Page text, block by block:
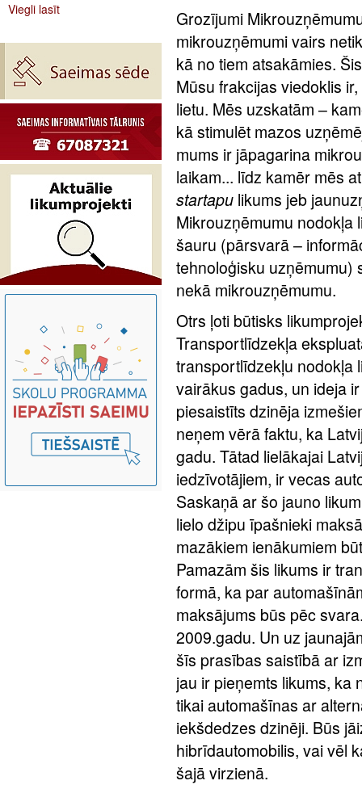
Viegli lasīt
Grozījumi
mikrouzņēmumi vairs
kā no tiem atsakāmies.
Mūsu frakcijas viedoklis
lietu. Mēs uzskatām –
kā stimulēt mazos
mums ir jāpagarina
laikam... līdz kamēr mēs
startapu likums jeb
Mikrouzņēmumu nodokļa
šauru (pārsvarā –
tehnoloģisku uzņēmumu)
nekā mikrouzņēmumu.
Otrs ļoti būtisks
Transportlīdzekļa
transportlīdzekļu nodokļa
vairākus gadus, un ideja
piesaistīts dzinēja
neņem vērā faktu, ka
gadu. Tātad lielākajai
iedzīvotājiem, ir vecas
Saskaņā ar šo jauno
lielo džipu īpašnieki
mazākiem ienākumiem
Pamazām šis likums ir
formā, ka par
maksājums būs pēc
2009.gadu. Un uz
šīs prasības saistībā ar
jau ir pieņemts likums, ka
tikai automašīnas ar
iekšdedzes dzinēji. Būs
hibrīdautomobilis, vai vēl
šajā virzienā.